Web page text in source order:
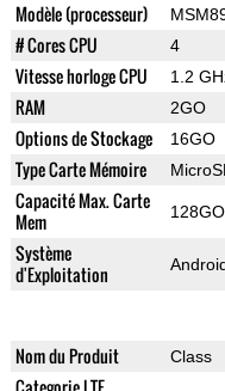
Modèle (processeur)
# Cores CPU 4
Vitesse horloge CPU 1.2
RAM 2GO
Options de Stockage 16GO
Type Carte Mémoire
Capacité Max. Carte
Mem
128GO
Système
d'Exploitation
Nom du Produit Class